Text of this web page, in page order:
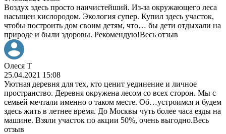
Воздух здесь просто наичистейший. Из-за окружающего леса
насыщен кислородом. Экология супер. Купил здесь участок,
чтобы построить дом своим детям, что… бы дети отдыхали на
природе и были здоровы. Рекомендую!Весь отзыв
Олеся Т
25.04.2021 15:08
Уютная деревня для тех, кто ценит уединение и личное
пространство. Деревня окружена лесом со всех сторон. Мы с
семьей мечтали именно о таком месте. Об…устроимся и будем
здесь жить в летнее время. До Москвы чуть более часа езды на
машине. Взяли участок по акции 50%, очень выгодно.Весь
отзыв